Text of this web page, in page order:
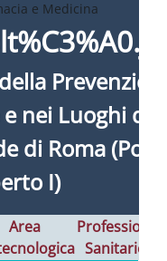
nei Luoghi di
di Roma (Pol.
I)
Area
Professioni
Sanitarie